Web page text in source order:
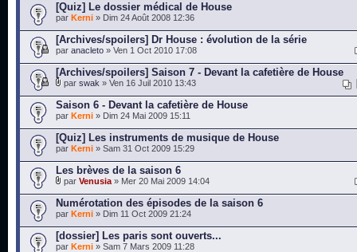
[Quiz] Le dossier médical de House
par Kerni » Dim 24 Août 2008 12:36
[Archives/spoilers] Dr House : évolution de la série
par anacleto » Ven 1 Oct 2010 17:08
[Archives/spoilers] Saison 7 - Devant la cafetière de House
par swak » Ven 16 Juil 2010 13:43
Saison 6 - Devant la cafetière de House
par Kerni » Dim 24 Mai 2009 15:11
[Quiz] Les instruments de musique de House
par Kerni » Sam 31 Oct 2009 15:29
Les brèves de la saison 6
par Venusia » Mer 20 Mai 2009 14:04
Numérotation des épisodes de la saison 6
par Kerni » Dim 11 Oct 2009 21:24
[dossier] Les paris sont ouverts...
par Kerni » Sam 7 Mars 2009 11:28